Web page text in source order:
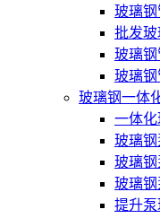
玻璃
批发
玻璃
玻璃
玻璃钢一体
一体
玻璃
玻璃
玻璃
提升